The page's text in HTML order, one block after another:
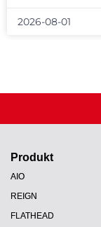
2026-08-01
Produkt
AIO
REIGN
FLATHEAD